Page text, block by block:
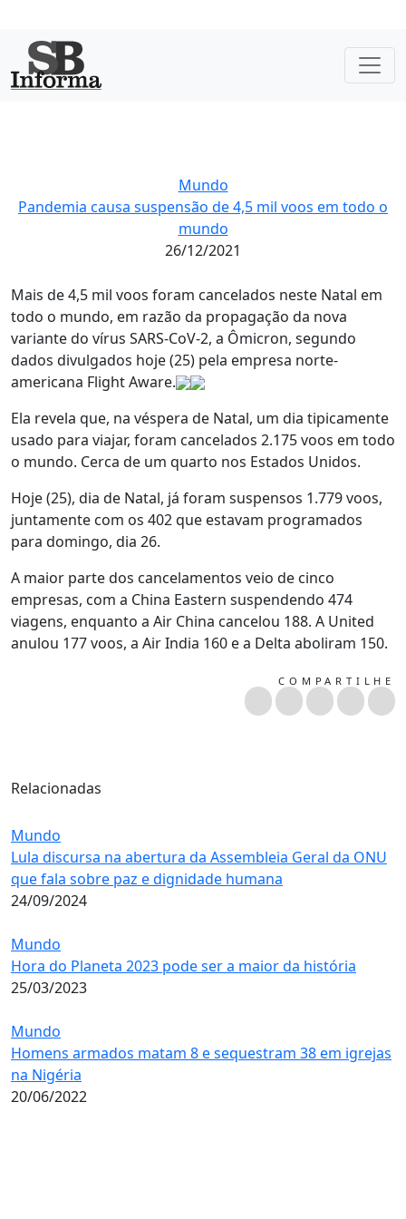
Mundo
Pandemia causa suspensão de 4,5 mil voos em todo o
mundo
26/12/2021
Mais de 4,5 mil voos foram cancelados neste Natal em
todo o mundo, em razão da propagação da nova
variante do vírus SARS-CoV-2, a Ômicron, segundo
dados divulgados hoje (25) pela empresa norte-
americana Flight Aware.
Ela revela que, na véspera de Natal, um dia tipicamente
usado para viajar, foram cancelados 2.175 voos em todo
o mundo. Cerca de um quarto nos Estados Unidos.
Hoje (25), dia de Natal, já foram suspensos 1.779 voos,
juntamente com os 402 que estavam programados
para domingo, dia 26.
A maior parte dos cancelamentos veio de cinco
empresas, com a China Eastern suspendendo 474
viagens, enquanto a Air China cancelou 188. A United
anulou 177 voos, a Air India 160 e a Delta aboliram 150.
COMPARTILHE
Relacionadas
Mundo
Lula discursa na abertura da Assembleia Geral da ONU
que fala sobre paz e dignidade humana
24/09/2024
Mundo
Hora do Planeta 2023 pode ser a maior da história
25/03/2023
Mundo
Homens armados matam 8 e sequestram 38 em igrejas
na Nigéria
20/06/2022